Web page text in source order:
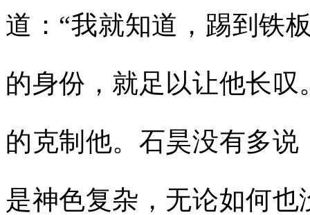
道：“我就知道，踢到铁
的身份，就足以让他长
的克制他。石昊没有多
是神色复杂，无论如何